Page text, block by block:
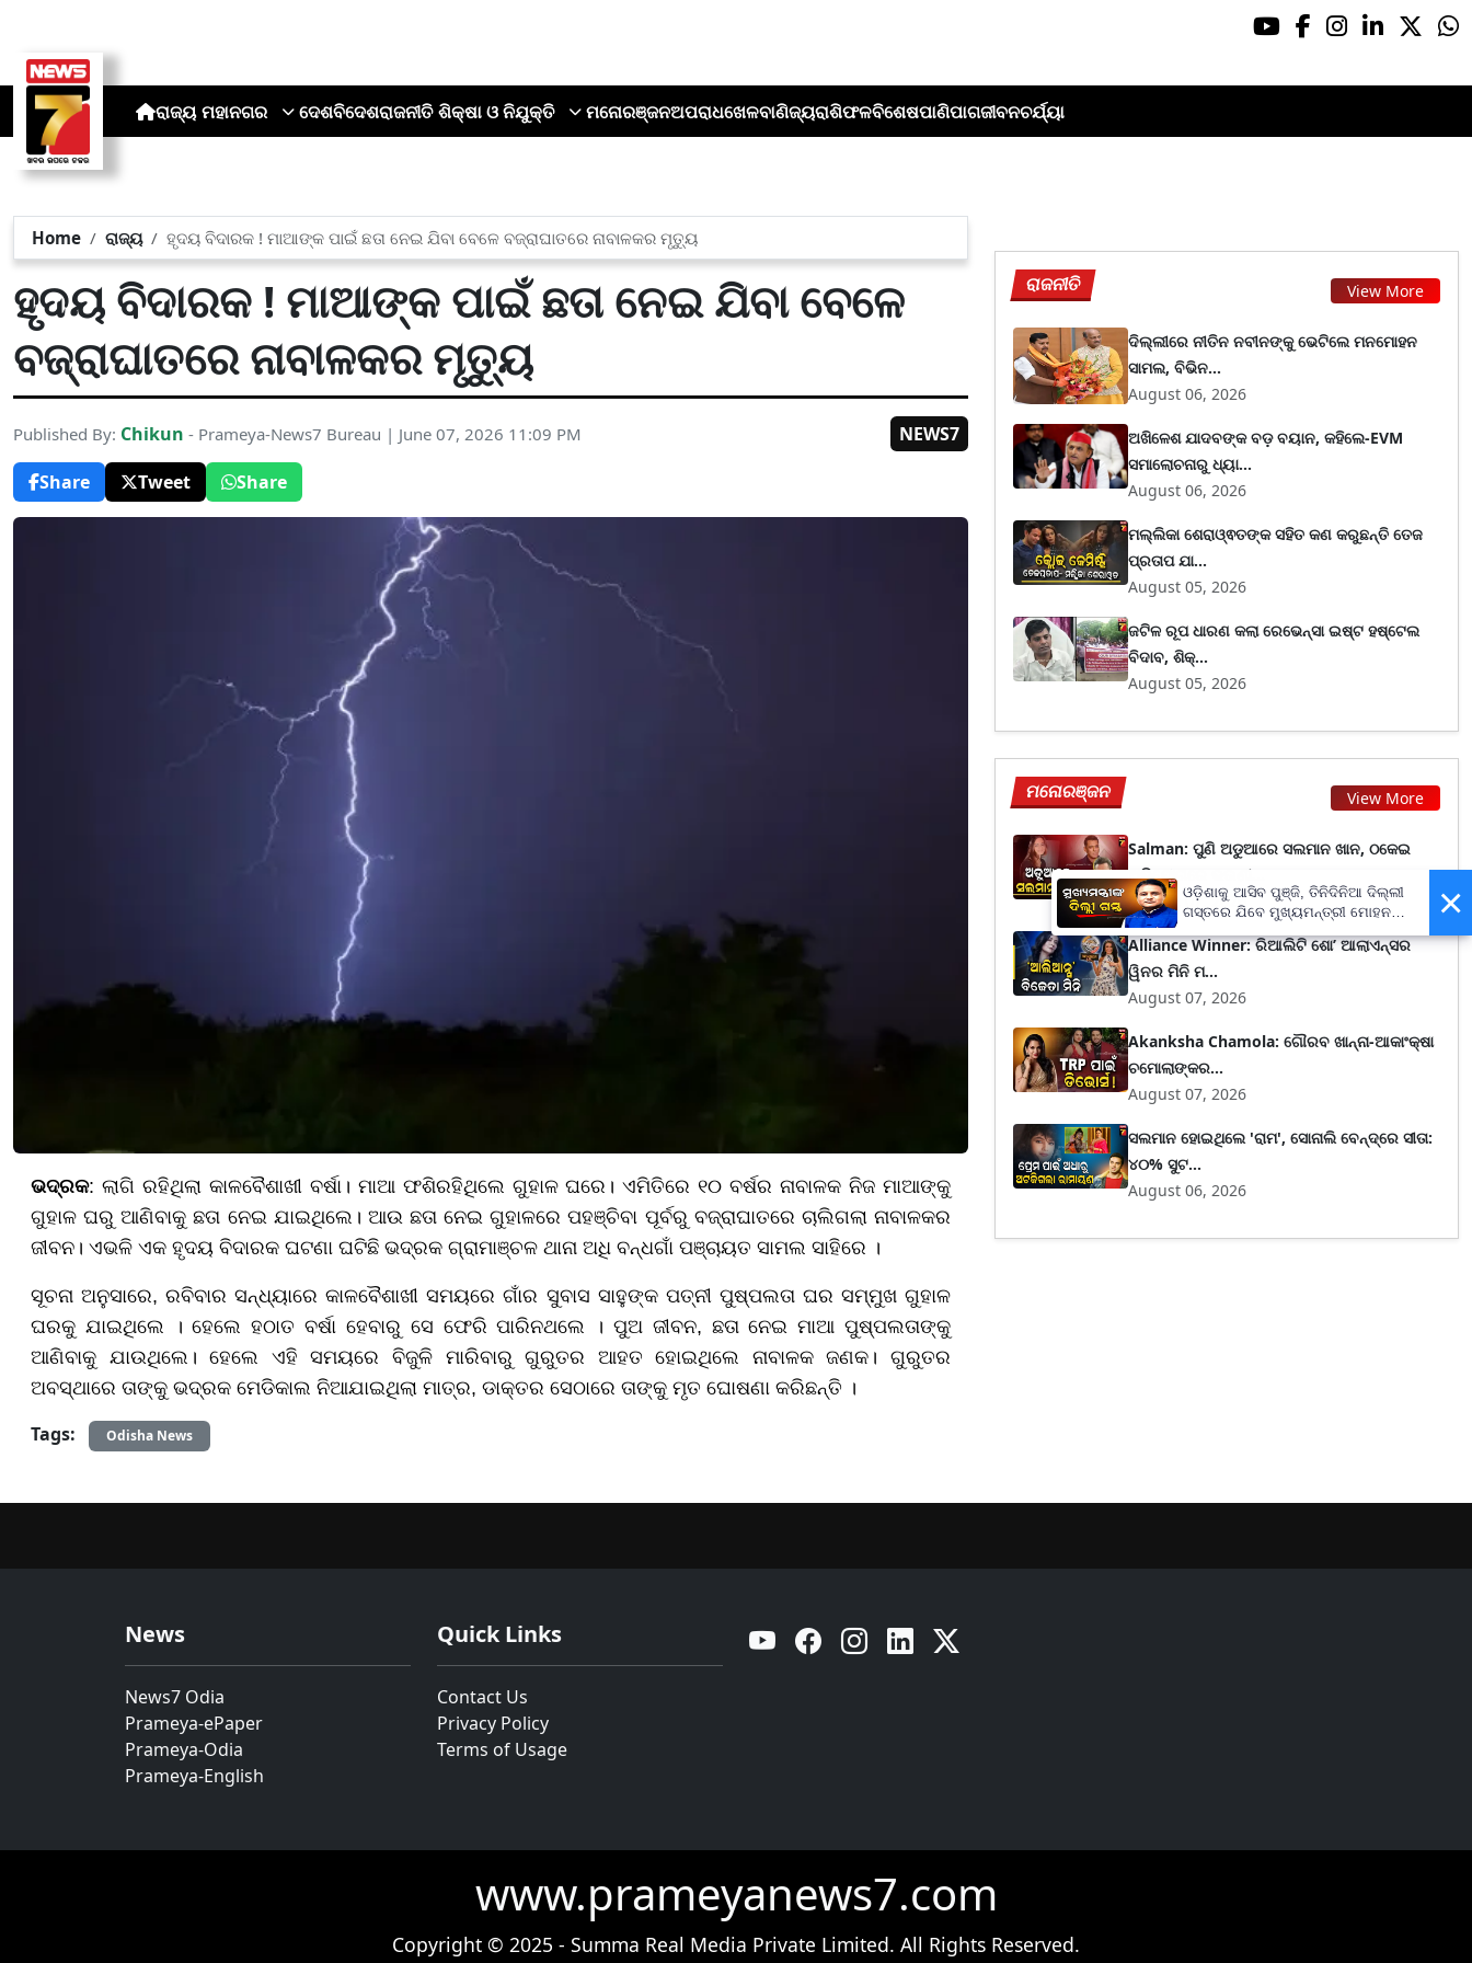
ରାଜ୍ୟ ମହାନଗର ଦେଶବିଦେଶରାଜନୀତି ଶିକ୍ଷା ଓ ନିଯୁକ୍ତି ମନୋରଞ୍ଜନଅପରାଧଖେଳବାଣିଜ୍ୟରାଶିଫଳବିଶେଷପାଣିପାଗଜୀବନଚର୍ଯ୍ୟା
Home ରାଜ୍ୟ ହୃଦୟ ବିଦାରକ ! ମାଆଙ୍କ ପାଇଁ ଛତା ନେଇ ଯିବା ବେଳେ ବଜ୍ରାଘାତରେ ନାବାଳକର ମୃତ୍ୟୁ
ହୃଦୟ ବିଦାରକ ! ମାଆଙ୍କ ପାଇଁ ଛତା ନେଇ ଯିବା ବେଳେ
ବଜ୍ରାଘାତରେ ନାବାଳକର ମୃତ୍ୟୁ
Published By: Chikun - Prameya-News7 Bureau | June 07, 2026 11:09 PM
NEWS7
Share
Tweet Share
ଭଦ୍ରକ: ଲାଗି ରହିଥିଲା କାଳବୈଶାଖୀ ବର୍ଷା। ମାଆ ଫଶିରହିଥିଲେ ଗୁହାଳ ଘରେ। ଏମିତିରେ ୧୦ ବର୍ଷର ନାବାଳକ ନିଜ ମାଆଙ୍କୁ
ଗୁହାଳ ଘରୁ ଆଣିବାକୁ ଛତା ନେଇ ଯାଇଥିଲେ। ଆଉ ଛତା ନେଇ ଗୁହାଳରେ ପହଞ୍ଚିବା ପୂର୍ବରୁ ବଜ୍ରାଘାତରେ ଚାଲିଗଲା ନାବାଳକର
ଜୀବନ। ଏଭଳି ଏକ ହୃଦୟ ବିଦାରକ ଘଟଣା ଘଟିଛି ଭଦ୍ରକ ଗ୍ରାମାଞ୍ଚଳ ଥାନା ଅଧି ବନ୍ଧଗାଁ ପଞ୍ଚାୟତ ସାମଲ ସାହିରେ ।
ସୂଚନା ଅନୁସାରେ, ରବିବାର ସନ୍ଧ୍ୟାରେ କାଳବୈଶାଖୀ ସମୟରେ ଗାଁର ସୁବାସ ସାହୁଙ୍କ ପତ୍ନୀ ପୁଷ୍ପଲତା ଘର ସମ୍ମୁଖ ଗୁହାଳ
ଘରକୁ ଯାଇଥିଲେ । ହେଲେ ହଠାତ ବର୍ଷା ହେବାରୁ ସେ ଫେରି ପାରିନଥଲେ । ପୁଅ ଜୀବନ, ଛତା ନେଇ ମାଆ ପୁଷ୍ପଲତାଙ୍କୁ
ଆଣିବାକୁ ଯାଉଥିଲେ। ହେଲେ ଏହି ସମୟରେ ବିଜୁଳି ମାରିବାରୁ ଗୁରୁତର ଆହତ ହୋଇଥିଲେ ନାବାଳକ ଜଣକ। ଗୁରୁତର
ଅବସ୍ଥାରେ ତାଙ୍କୁ ଭଦ୍ରକ ମେଡିକାଲ ନିଆଯାଇଥିଲା ମାତ୍ର, ଡାକ୍ତର ସେଠାରେ ତାଙ୍କୁ ମୃତ ଘୋଷଣା କରିଛନ୍ତି ।
Tags: Odisha News
ରାଜନୀତି View More
ଦିଲ୍ଲୀରେ ନୀତିନ ନବୀନଙ୍କୁ ଭେଟିଲେ ମନମୋହନ
ସାମଲ, ବିଭିନ...
August 06, 2026
ଅଖିଳେଶ ଯାଦବଙ୍କ ବଡ଼ ବୟାନ, କହିଲେ-EVM
ସମାଲୋଚନାରୁ ଧ୍ୟା...
August 06, 2026
ମଲ୍ଲିକା ଶେରାଓ୍ଵତଙ୍କ ସହିତ କଣ କରୁଛନ୍ତି ତେଜ
ପ୍ରତାପ ଯା...
August 05, 2026
ଜଟିଳ ରୂପ ଧାରଣ କଲା ରେଭେନ୍ସା ଇଷ୍ଟ ହଷ୍ଟେଲ
ବିଦାବ, ଶିକ୍...
August 05, 2026
ମନୋରଞ୍ଜନ View More
Salman: ପୁଣି ଅଡୁଆରେ ସଲମାନ ଖାନ, ଠକେଇ
ଅଭିଯୋଗରେ ଭଉଣୀ...
August 07, 2026
Alliance Winner: ରିଆଲିଟି ଶୋ’ ଆଲାଏନ୍ସର
ୱିନର ମିନି ମ...
August 07, 2026
Akanksha Chamola: ଗୌରବ ଖାନ୍ନା-ଆକାଂକ୍ଷା
ଚମୋଲାଙ୍କର...
August 07, 2026
ସଲମାନ ହୋଇଥିଲେ 'ରାମ', ସୋନାଲି ବେନ୍ଦ୍ରେ ସୀତା:
୪୦% ସୁଟ...
August 06, 2026
News
News7 Odia
Prameya-ePaper
Prameya-Odia
Prameya-English
Quick Links
Contact Us
Privacy Policy
Terms of Usage
YouTube Facebook Instagram Linkedin
www.prameyanews7.com
Copyright © 2025 - Summa Real Media Private Limited. All Rights Reserved.
×
ଓଡ଼ିଶାକୁ ଆସିବ ପୁଞ୍ଜି, ତିନିଦିନିଆ ଦିଲ୍ଲୀ
ଗସ୍ତରେ ଯିବେ ମୁଖ୍ୟମନ୍ତ୍ରୀ ମୋହନ
ମାଝୀ